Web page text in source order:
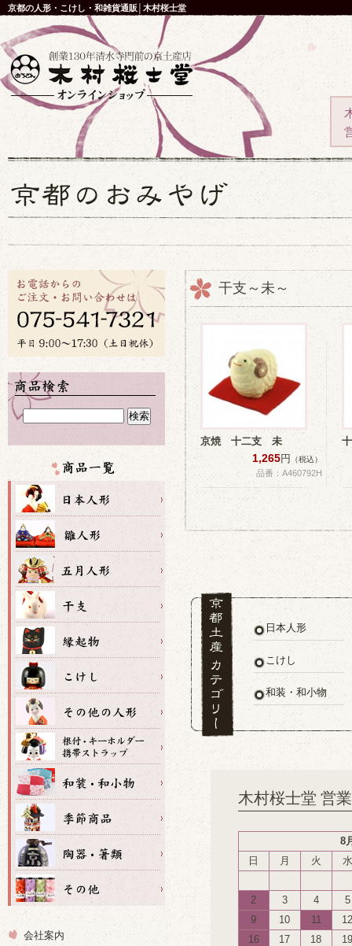
京都の人形・こけし・和雑貨通販│木村桜士堂
干支～未～
京焼 十二支 未
1,265円 （税込）
品番：A460792H
日本人形
こけし
和装・和小物
木村桜士堂 営
8
日
月 火 水
2 3 4
5
9
10 11
12
16
17 18
19
会社案内